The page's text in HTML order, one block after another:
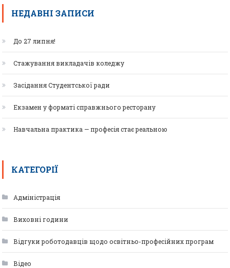
НЕДАВНІ ЗАПИСИ
До 27 липня!
Стажування викладачів коледжу
Засідання Студентської ради
Екзамен у форматі справжнього ресторану
Навчальна практика — професія стає реальною
КАТЕГОРІЇ
Адміністрація
Виховні години
Відгуки роботодавців щодо освітньо-професійних програм
Відео